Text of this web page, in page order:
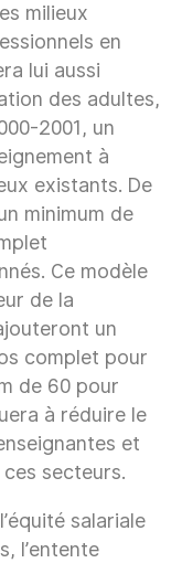
milieux
en
lui aussi
des adultes,
2001, un
à
existants. De
minimum de
Ce modèle
de la
un
complet pour
de 60 pour
à réduire le
et
secteurs.
salariale
l’entente